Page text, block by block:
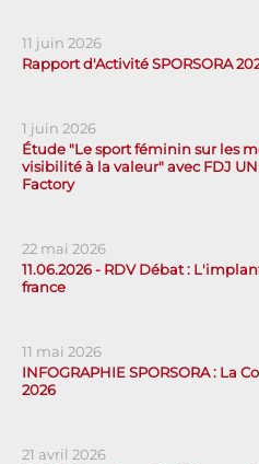
11 juin 2026
Rapport d'Activité SPORSORA
1 juin 2026
Étude "Le sport féminin sur les
visibilité à la valeur" avec FDJ
Factory
22 mai 2026
11.06.2026 - RDV Débat :
france
11 mai 2026
INFOGRAPHIE SPORSORA : La
2026
21 avril 2026